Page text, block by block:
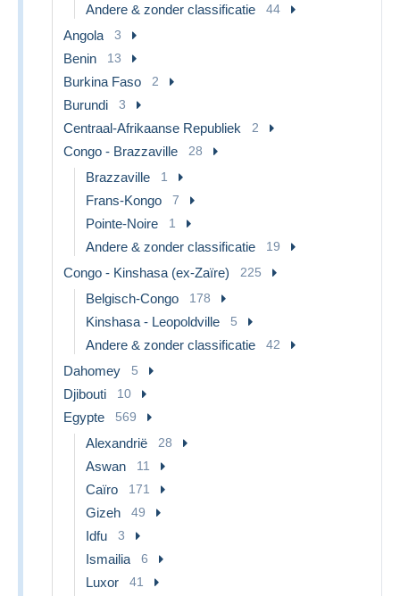
Andere & zonder classificatie 44
Angola 3
Benin 13
Burkina Faso 2
Burundi 3
Centraal-Afrikaanse Republiek 2
Congo - Brazzaville 28
Brazzaville 1
Frans-Kongo 7
Pointe-Noire 1
Andere & zonder classificatie 19
Congo - Kinshasa (ex-Zaïre) 225
Belgisch-Congo 178
Kinshasa - Leopoldville 5
Andere & zonder classificatie 42
Dahomey 5
Djibouti 10
Egypte 569
Alexandrië 28
Aswan 11
Caïro 171
Gizeh 49
Idfu 3
Ismailia 6
Luxor 41